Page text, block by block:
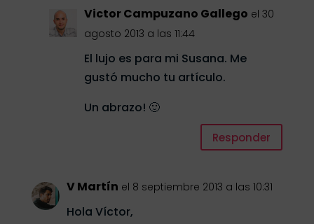
Victor Campuzano Gallego el 30
agosto 2013 a las 11:44
El lujo es para mi Susana. Me
gustó mucho tu artículo.
Un abrazo! 🙂
Responder
V Martín el 8 septiembre 2013 a las 10:31
Hola Víctor,